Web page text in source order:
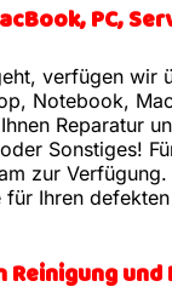
PC,
verfügen wir
Notebook,
Reparatur
Sonstiges!
zur
Ihren